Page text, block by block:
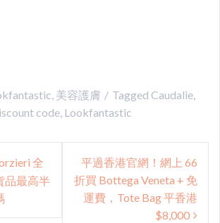
, 美容護膚 Tagged Caudalie,
code, Lookfantastic
全
品最高半
平過香港官網！網上 66
折買 Bottega Veneta + 免
運費，Tote Bag 平香港
$8,000